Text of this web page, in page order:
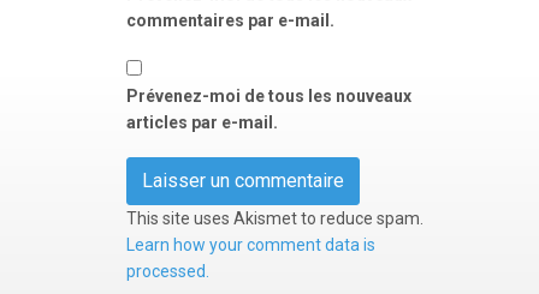
commentaires par e-mail.
Prévenez-moi de tous les nouveaux
articles par e-mail.
This site uses Akismet to reduce spam.
Learn how your comment data is
processed.